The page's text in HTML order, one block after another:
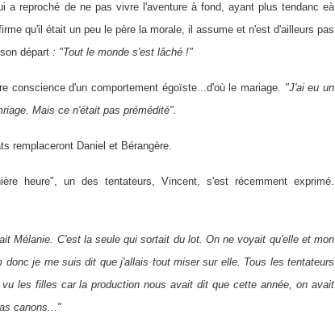
a reproché de ne pas vivre l'aventure à fond, ayant plus tendanc eà
qu'il était un peu le père la morale, il assume et n'est d'ailleurs pas
départ : "Tout le monde s'est lâché !"
conscience d'un comportement égoïste...d'où le mariage. "J'ai eu un
Mais ce n'était pas prémédité".
remplaceront Daniel et Bérangère.
heure", un des tentateurs, Vincent, s'est récemment exprimé.
Mélanie. C'est la seule qui sortait du lot. On ne voyait qu'elle et mon
donc je me suis dit que j'allais tout miser sur elle. Tous les tentateurs
les filles car la production nous avait dit que cette année, on avait
canons..."